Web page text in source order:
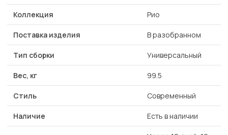
Коллекция Рио
Поставка изделия В разобранном
Тип сборки Универсальный
Вес, кг 99.5
Стиль Современный
Наличие Есть в наличии